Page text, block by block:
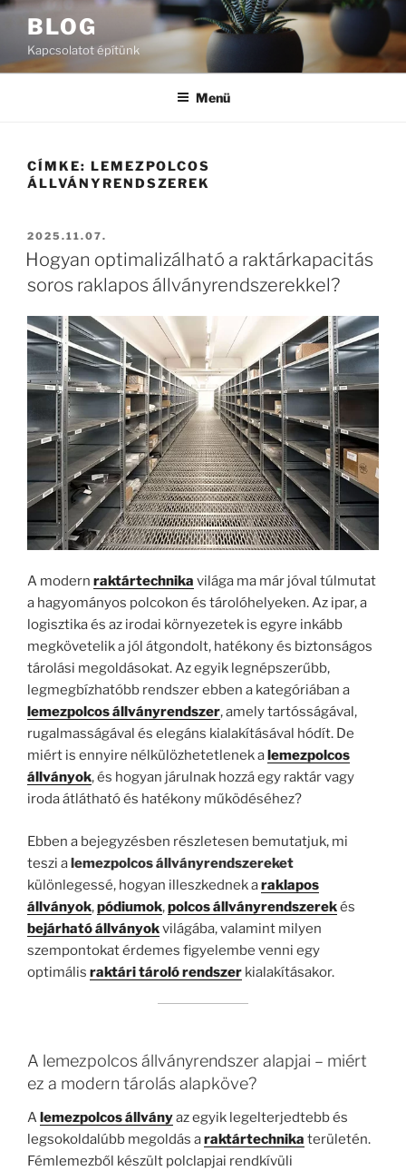
Tartalomhoz
BLOG
Kapcsolatot építünk
Menü
CÍMKE: LEMEZPOLCOS
ÁLLVÁNYRENDSZEREK
BEKÜLDVE:
2025.11.07.
Hogyan optimalizálható a raktárkapacitás
soros raklapos állványrendszerekkel?
A modern raktártechnika világa ma már jóval túlmutat
a hagyományos polcokon és tárolóhelyeken. Az ipar, a
logisztika és az irodai környezetek is egyre inkább
megkövetelik a jól átgondolt, hatékony és biztonságos
tárolási megoldásokat. Az egyik legnépszerűbb,
legmegbízhatóbb rendszer ebben a kategóriában a
lemezpolcos állványrendszer, amely tartósságával,
rugalmasságával és elegáns kialakításával hódít. De
miért is ennyire nélkülözhetetlenek a lemezpolcos
állványok, és hogyan járulnak hozzá egy raktár vagy
iroda átlátható és hatékony működéséhez?
Ebben a bejegyzésben részletesen bemutatjuk, mi
teszi alemezpolcos állványrendszereket
különlegessé, hogyan illeszkednek araklapos
állványok,pódiumok,polcos állványrendszerekés
bejárható állványokvilágába, valamint milyen
szempontokat érdemes figyelembe venni egy
optimális raktári tároló rendszer kialakításakor.
A lemezpolcos állványrendszer alapjai – miért
ez a modern tárolás alapköve?
A lemezpolcos állványaz egyik legelterjedtebb és
legsokoldalúbb megoldás araktártechnika területén.
Fémlemezből készült polclapjai rendkívüli